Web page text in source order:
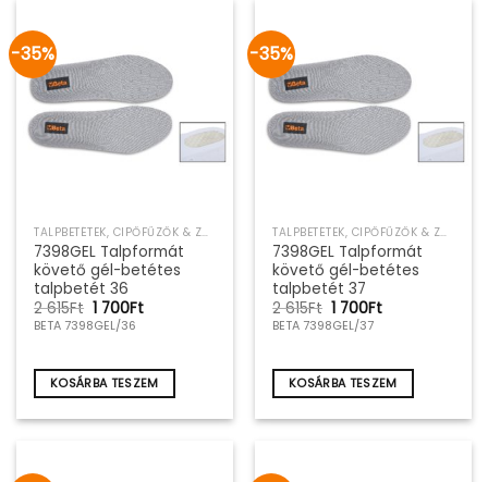
-35%
TALPBETÉTEK, CIPŐFŰZŐK & ZOKNIK
7398GEL Talpformát
követő gél-betétes
talpbetét 36
2 615Ft Original
price
was:
615Ft.
1 700FtCurrent
700Ft.
BETA 7398GEL/36
KOSÁRBA TESZEM
-35%
TALPBETÉTEK, CIPŐFŰZŐK & ZOKNIK
7398GEL Talpformát
követő gél-betétes
talpbetét 37
2 615Ft Original
price
was:
615Ft.
1 700FtCurrent
700Ft.
BETA 7398GEL/37
KOSÁRBA TESZEM